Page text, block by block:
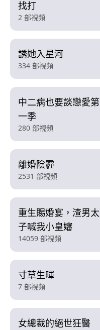
找打
2 部視頻
誘她入星河
334 部視頻
中二病也要談戀愛第
一季
280 部視頻
離婚陰霾
2531 部視頻
重生賜婚宴，渣男太
子喊我小皇嬸
14059 部視頻
寸草生暉
7 部視頻
女總裁的絕世狂醫